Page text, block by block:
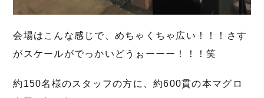
会場はこんな感じで、めちゃくちゃ広い！！！さす
がスケールがでっかいどうぉーーー！！！笑
約150名様のスタッフの方に、約600貫の本マグロ